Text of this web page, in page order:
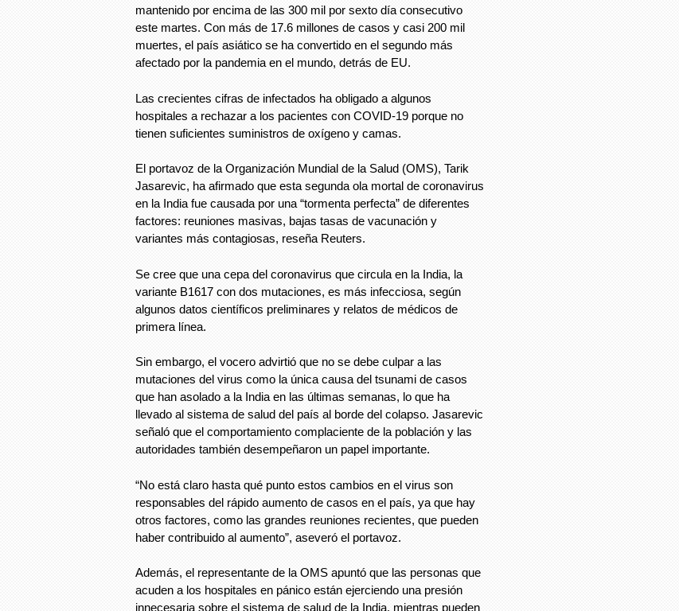
mantenido por encima de las 300 mil por sexto día consecutivo
este martes. Сon más de 17.6 millones de casos y casi 200 mil
muertes, el país asiático se ha convertido en el segundo más
afectado por la pandemia en el mundo, detrás de EU.
Las crecientes cifras de infectados ha obligado a algunos
hospitales a rechazar a los pacientes con COVID-19 porque no
tienen suficientes suministros de oxígeno y camas.
El portavoz de la Organización Mundial de la Salud (OMS), Tarik
Jasarevic, ha afirmado que esta segunda ola mortal de coronavirus
en la India fue causada por una “tormenta perfecta” de diferentes
factores: reuniones masivas, bajas tasas de vacunación y
variantes más contagiosas, reseña Reuters.
Se cree que una cepa del coronavirus que circula en la India, la
variante B1617 con dos mutaciones, es más infecciosa, según
algunos datos científicos preliminares y relatos de médicos de
primera línea.
Sin embargo, el vocero advirtió que no se debe culpar a las
mutaciones del virus como la única causa del tsunami de casos
que han asolado a la India en las últimas semanas, lo que ha
llevado al sistema de salud del país al borde del colapso. Jasarevic
señaló que el comportamiento complaciente de la población y las
autoridades también desempeñaron un papel importante.
“No está claro hasta qué punto estos cambios en el virus son
responsables del rápido aumento de casos en el país, ya que hay
otros factores, como las grandes reuniones recientes, que pueden
haber contribuido al aumento”, aseveró el portavoz.
Además, el representante de la OMS apuntó que las personas que
acuden a los hospitales en pánico están ejerciendo una presión
innecesaria sobre el sistema de salud de la India, mientras pueden